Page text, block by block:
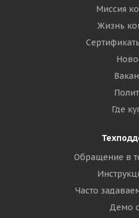
Миссия
Жизнь
Где
Обращение в
Часто
Демо